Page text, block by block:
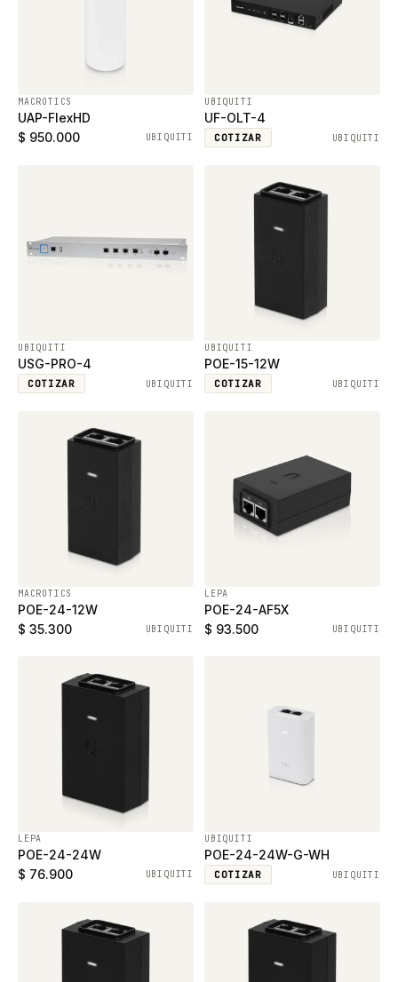
MACROTICS
UAP-FlexHD
$ 950.000
UBIQUITI
UBIQUITI
UF-OLT-4
COTIZAR UBIQUITI
UBIQUITI
USG-PRO-4
COTIZAR UBIQUITI
UBIQUITI
POE-15-12W
COTIZAR UBIQUITI
MACROTICS
POE-24-12W
$ 35.300
UBIQUITI
LEPA
POE-24-AF5X
$ 93.500
UBIQUITI
LEPA
POE-24-24W
$ 76.900
UBIQUITI
UBIQUITI
POE-24-24W-G-WH
COTIZAR UBIQUITI